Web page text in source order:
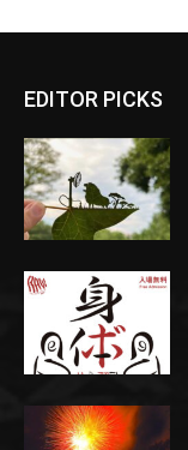
EDITOR PICKS